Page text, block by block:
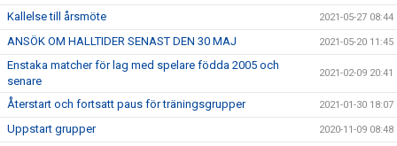
Kallelse till årsmöte 2021-05-27 08:44
ANSÖK OM HALLTIDER SENAST DEN 30 MAJ 2021-05-20 11:45
Enstaka matcher för lag med spelare födda 2005 och
senare
2021-02-09 20:41
Återstart och fortsatt paus för träningsgrupper 2021-01-30 18:07
Uppstart grupper 2020-11-09 08:48